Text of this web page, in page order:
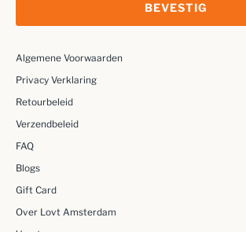
BEVESTIG
Algemene Voorwaarden
Privacy Verklaring
Retourbeleid
Verzendbeleid
FAQ
Blogs
Gift Card
Over Lovt Amsterdam